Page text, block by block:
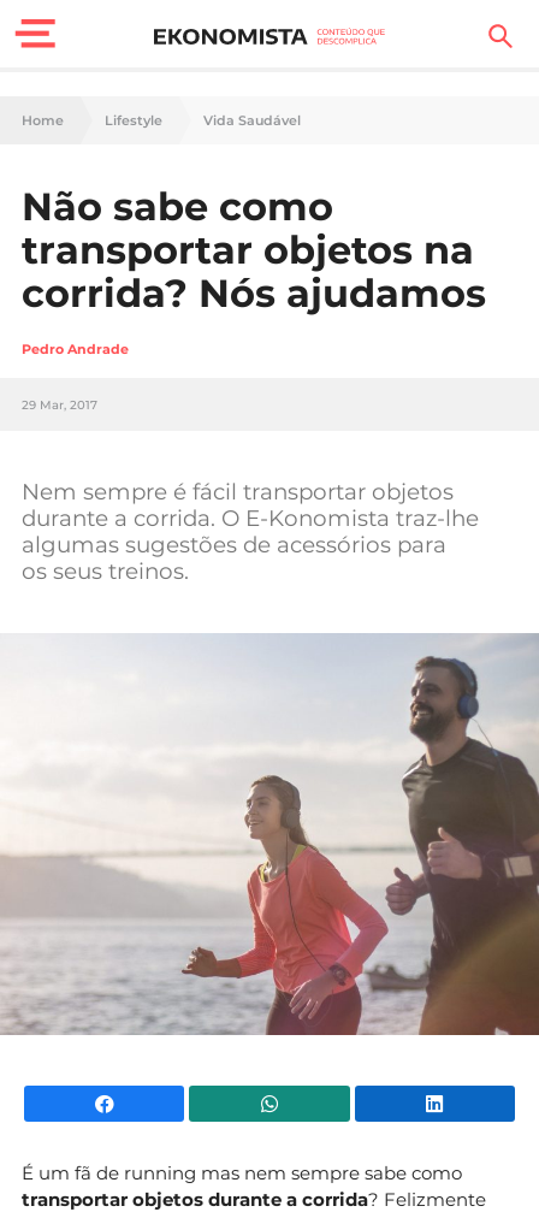
Finanças Pessoais
Carreira
Casa
Lifestyle
Sociedade
Negócios
Mundial 2026
Home Lifestyle Vida Saudável
Não sabe como
transportar objetos na
corrida? Nós ajudamos
Pedro Andrade
29 Mar, 2017
Nem sempre é fácil transportar objetos
durante a corrida. O E-Konomista traz-lhe
algumas sugestões de acessórios para
os seus treinos.
Facebook WhatsApp
É um fã de running mas nem sempre sabe como
transportar objetos durante a corrida? Felizmente